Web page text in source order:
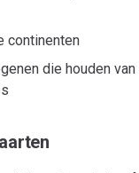
continenten
die houden